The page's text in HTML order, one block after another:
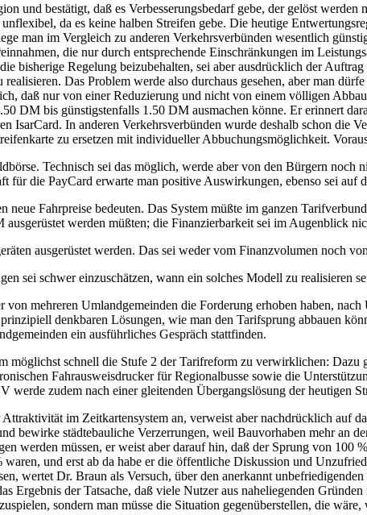
und bestätigt, daß es Verbesserungsbedarf gebe, der gelöst
da es keine halben Streifen gebe. Die heutige
man im Vergleich zu anderen Verkehrsverbünden wesentlich
die nur durch entsprechende Einschränkungen im
bisherige Regelung beizubehalten, sei aber ausdrücklich der
Das Problem werde also durchaus gesehen, aber man
daß nur von einer Reduzierung und nicht von einem völligen
DM bis günstigstenfalls 1.50 DM ausmachen könne. Er erinnert
IsarCard. In anderen Verkehrsverbünden wurde deshalb schon die
zu ersetzen mit individueller Abbuchungsmöglichkeit.
Technisch sei das möglich, werde aber von den Bürgern
für die PayCard erwarte man positive Auswirkungen, ebenso sei auf
Fahrpreise bedeuten. Das System müßte im ganzen
werden müßten; die Finanzierbarkeit sei im Augenblick
ausgerüstet werden. Das sei weder vom Finanzvolumen noch
sei schwer einzuschätzen, wann ein solches Modell zu realisieren
mehreren Umlandgemeinden die Forderung erhoben haben,
denkbaren Lösungen, wie man den Tarifsprung abbauen
ein ausführliches Gespräch stattfinden.
schnell die Stufe 2 der Tarifreform zu verwirklichen: Dazu
Fahrausweisdrucker für Regionalbusse sowie die
zudem nach einer gleitenden Übergangslösung der heutigen
im Zeitkartensystem an, verweist aber nachdrücklich auf
bewirke städtebauliche Verzerrungen, weil Bauvorhaben mehr an
werden müssen, er weist aber darauf hin, daß der Sprung von 100
und erst ab da habe er die öffentliche Diskussion und
wertet Dr. Braun als Versuch, über den anerkannt
Ergebnis der Tatsache, daß viele Nutzer aus naheliegenden
sondern man müsse die Situation gegenüberstellen, die